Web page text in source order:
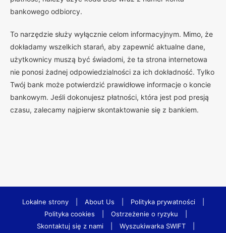
bankowego odbiorcy.
To narzędzie służy wyłącznie celom informacyjnym. Mimo, że
dokładamy wszelkich starań, aby zapewnić aktualne dane,
użytkownicy muszą być świadomi, że ta strona internetowa
nie ponosi żadnej odpowiedzialności za ich dokładność. Tylko
Twój bank może potwierdzić prawidłowe informacje o koncie
bankowym. Jeśli dokonujesz płatności, która jest pod presją
czasu, zalecamy najpierw skontaktowanie się z bankiem.
Lokalne strony About Us Polityka prywatności
Polityka cookies
Ostrzeżenie o ryzyku
Skontaktuj się z nami
Wyszukiwarka SWIFT